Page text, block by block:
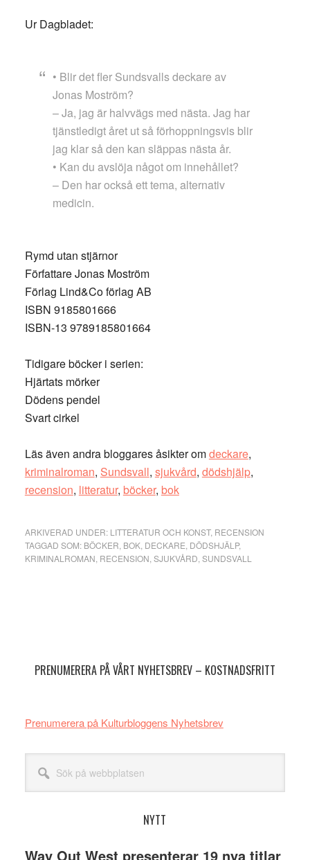
Ur Dagbladet:
• Blir det fler Sundsvalls deckare av
Jonas Moström?
– Ja, jag är halvvägs med nästa. Jag har
tjänstledigt året ut så förhoppningsvis blir
jag klar så den kan släppas nästa år.
• Kan du avslöja något om innehållet?
– Den har också ett tema, alternativ
medicin.
Rymd utan stjärnor
Författare Jonas Moström
Förlag Lind&Co förlag AB
ISBN 9185801666
ISBN-13 9789185801664
Tidigare böcker i serien:
Hjärtats mörker
Dödens pendel
Svart cirkel
Läs även andra bloggares åsikter omdeckare,
kriminalroman, Sundsvall, sjukvård, dödshjälp,
recension, litteratur, böcker, bok
ARKIVERAD UNDER: LITTERATUR OCH KONST, RECENSION
TAGGAD SOM: BÖCKER BOK, DECKARE DÖDSHJÄLP,
KRIMINALROMAN RECENSION SJUKVÅRD SUNDSVALL
PRENUMERERA PÅ VÅRT NYHETSBREV – KOSTNADSFRITT
Prenumerera på Kulturbloggens Nyhetsbrev
webbplatsen
NYTT
Way Out West presenterar 19 nya titlar